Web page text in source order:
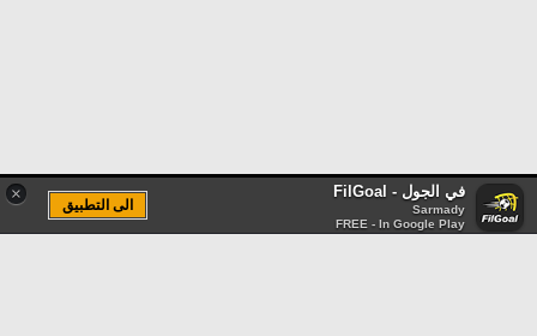
× في الجول - FilGoal
Sarmady
FREE - In Google Play
الى التطبيق